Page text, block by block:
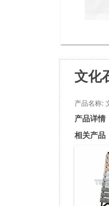
文化
产品名称:
产品详情
相关产品